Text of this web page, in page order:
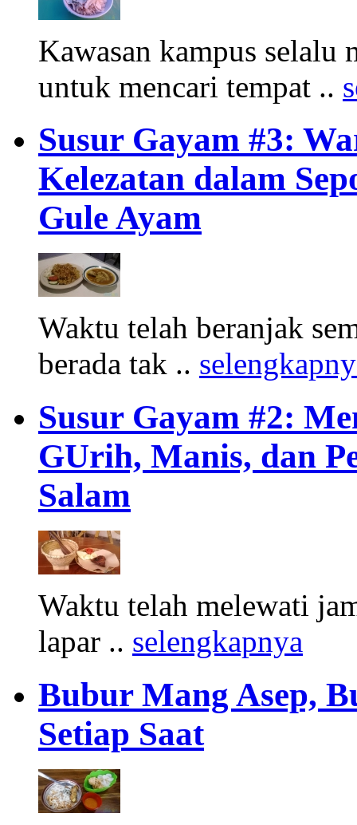
Kawasan kampus selalu
untuk mencari tempat ..
Susur Gayam #3:
Kelezatan dalam
Gule Ayam
Waktu telah beranjak
berada tak ..
Susur Gayam #2:
GUrih, Manis, dan
Salam
Waktu telah melewati
lapar .. selengkapnya
Bubur Mang Asep,
Setiap Saat